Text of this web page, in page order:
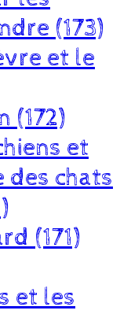
(173)
et le
(172)
et
des chats
(171)
et les